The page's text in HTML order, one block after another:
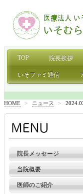
TOP 院長挨拶
いそファミ通信
HOME > ニュース >
院長メッセージ
当院概要
医師のご紹介